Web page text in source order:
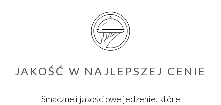
JAKOŚĆ W NAJLEPSZEJ CENIE
Smaczne i jakościowe jedzenie, które